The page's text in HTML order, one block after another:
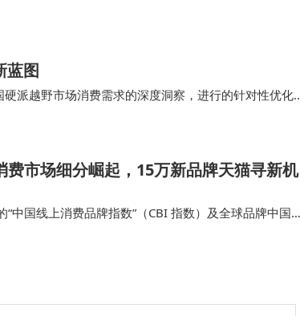
正全面屏、PC模拟器、电竞双芯、游戏引擎、主动散
蓝图
派越野市场消费需求的深度洞察，进行的针对性优化
盘、强化悬挂系统等配置，进一…
市场细分崛起，15万新品牌天猫寻新机
中国线上消费品牌指数”（CBI 指数）及全球品牌中国线